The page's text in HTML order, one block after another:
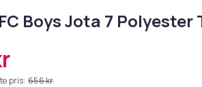
Boys Jota 7 Polyester
pris: 656 kr